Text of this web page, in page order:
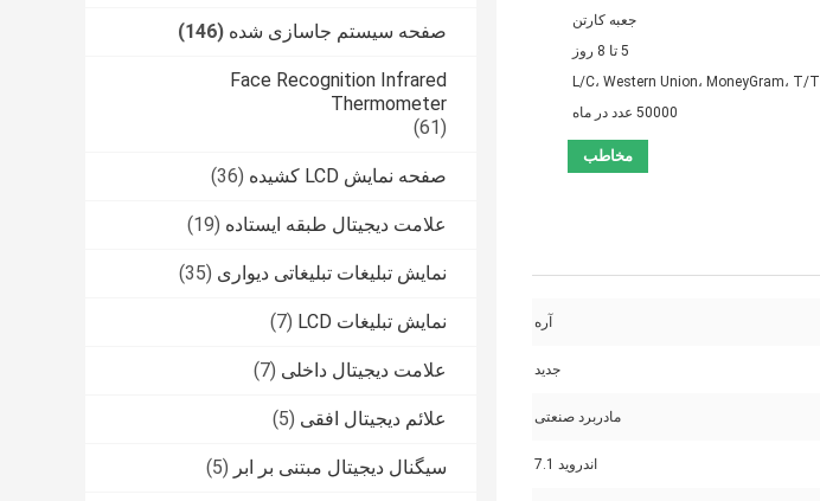
صفحه سیستم جاسازی شده (146)
Face Recognition Infrared
Thermometer
(61)
صفحه نمایش LCD کشیده (36)
علامت دیجیتال طبقه ایستاده (19)
نمایش تبلیغات تبلیغاتی دیواری (35)
نمایش تبلیغات LCD (7)
علامت دیجیتال داخلی (7)
علائم دیجیتال افقی (5)
سیگنال دیجیتال مبتنی بر ابر (5)
جعبه کارتن
5 تا 8 روز
L/C، Western Union، MoneyGram، T/T
50000 عدد در ماه
مخاطب
آره
جدید
مادربرد صنعتی
اندروید 7.1